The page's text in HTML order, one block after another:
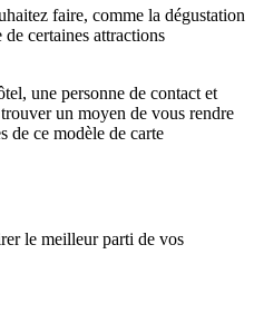
faire, comme la dégustation
certaines attractions
une personne de contact et
un moyen de vous rendre
de ce modèle de carte
le meilleur parti de vos